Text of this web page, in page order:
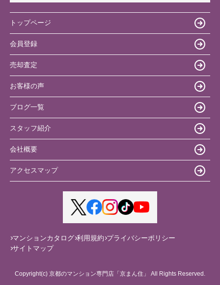
トップページ
会員登録
売却査定
お客様の声
ブログ一覧
スタッフ紹介
会社概要
アクセスマップ
マンションカタログ 利用規約 プライバシーポリシー
サイトマップ
Copyright(c) 京都のマンション専門店「京まん住」 All Rights Reserved.